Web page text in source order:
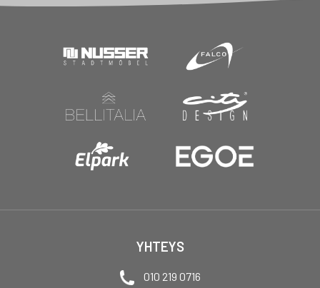
YHTEYS
010 219 0716